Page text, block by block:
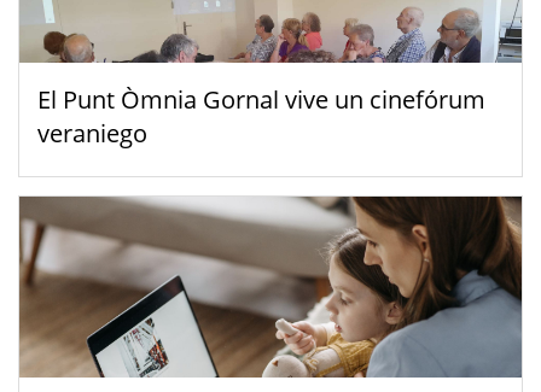
El Punt Òmnia Gornal vive un cinefórum
veraniego